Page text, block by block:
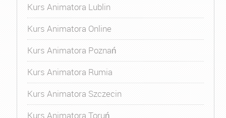
Kurs Animatora Lublin
Kurs Animatora Online
Kurs Animatora Poznań
Kurs Animatora Rumia
Kurs Animatora Szczecin
Kurs Animatora Toruń